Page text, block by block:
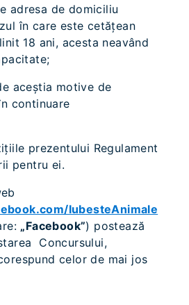
adresa de domiciliu
în care este cetăţean
18 ani, acesta neavând
aceştia motive de
continuare
prezentului Regulament
pentru ei.
IubesteAnimale
„Facebook”) postează
Concursului,
celor de mai jos